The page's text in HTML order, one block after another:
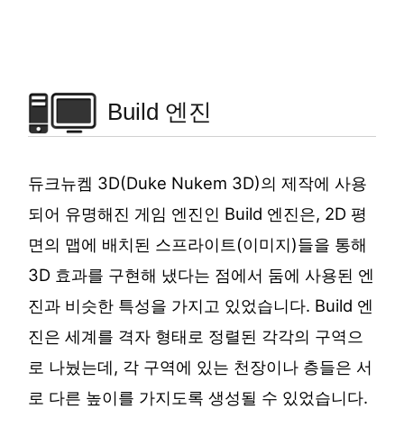
Build 엔진
듀크뉴켐 3D(Duke Nukem 3D)의 제작에 사용
되어 유명해진 게임 엔진인 Build 엔진은, 2D 평
면의 맵에 배치된 스프라이트(이미지)들을 통해
3D 효과를 구현해 냈다는 점에서 둠에 사용된 엔
진과 비슷한 특성을 가지고 있었습니다. Build 엔
진은 세계를 격자 형태로 정렬된 각각의 구역으
로 나눴는데, 각 구역에 있는 천장이나 층들은 서
로 다른 높이를 가지도록 생성될 수 있었습니다.